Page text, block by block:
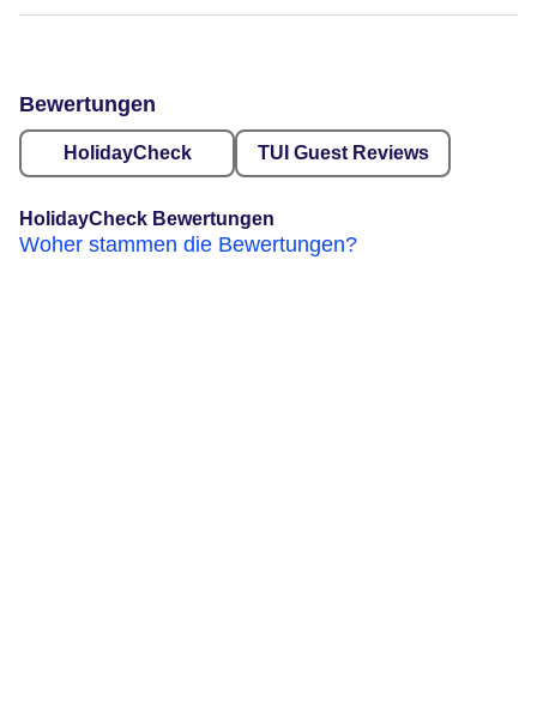
Bewertungen
HolidayCheck TUI Guest Reviews
HolidayCheck Bewertungen
Woher stammen die Bewertungen?